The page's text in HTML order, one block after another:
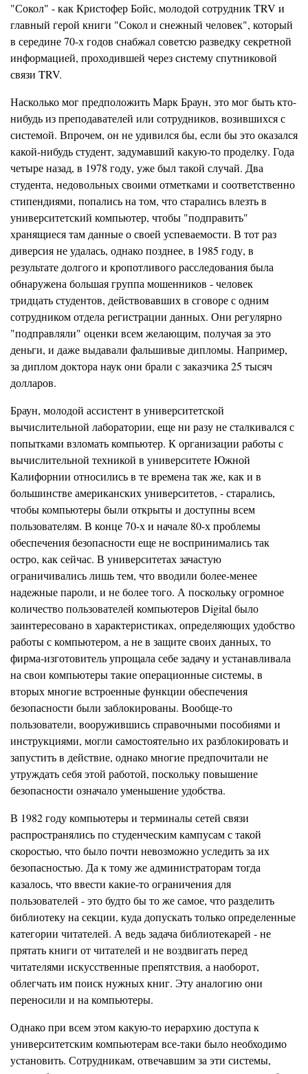
"Сокол" - как КристоферБойс, молодой сотрудникTRV и
главный герой книги "Сокол и снежный человек", который
в середине 70-х годов снабжалсоветсюразведку секретной
информацией, проходившей через систему спутниковой
связи TRV.
Насколько мог предположить Марк Браун, это мог быть кто-
нибудь из преподавателей или сотрудников, возившихся с
системой. Впрочем, он не удивился бы, если бы это оказался
какой-нибудь студент, задумавший какую-то проделку. Года
четыре назад, в 1978 году, уже был такой случай. Два
студента, недовольных своими отметками и соответственно
стипендиями, попались на том, что старались влезть в
университетский компьютер, чтобы "подправить"
хранящиеся там данные о своей успеваемости. В тот раз
диверсия не удалась, однако позднее, в 1985 году, в
результате долгого и кропотливогорасследования была
обнаружена большая группа мошенников - человек
тридцать студентов, действовавших в сговоре с одним
сотрудником отдела регистрации данных. Они регулярно
"подправляли" оценки всем желающим, получая за это
деньги, и даже выдавали фальшивые дипломы. Например,
за диплом доктора наук они брали с заказчика 25 тысяч
долларов.
Браун, молодой ассистент в университетской
вычислительной лаборатории, еще ни разу не сталкивался с
попытками взломать компьютер. К организации работы с
вычислительной техникой в университете Южной
Калифорнии относились в те времена так же, как и в
большинстве американских университетов, - старались,
чтобы компьютеры были открыты и доступны всем
пользователям. В конце 70-х и начале 80-х проблемы
обеспечения безопасности еще не воспринимались так
остро, как сейчас. В университетах зачастую
ограничивались лишь тем, что вводили более-менее
надежные пароли, и не более того. А поскольку огромное
количество пользователей компьютеров Digital было
заинтересовано в характеристиках, определяющих удобство
работы с компьютером, а не в защите своих данных, то
фирма-изготовитель упрощала себе задачу и устанавливала
на свои компьютеры такие операционные системы, в
вторых многие встроенные функции обеспечения
безопасности были заблокированы. Вообще-то
пользователи, вооружившись справочными пособиями и
инструкциями, могли самостоятельно их разблокировать и
запустить в действие, однако многие предпочитали не
утруждать себя этой работой, поскольку повышение
безопасности означало уменьшение удобства.
В 1982 году компьютеры и терминалы сетей связи
распространялись по студенческимкампусамс такой
скоростью, что было почти невозможно уследить за их
безопасностью. Да к тому же администраторам тогда
казалось, что ввести какие-то ограничения для
пользователей - это будто бы то же самое, что разделить
библиотеку на секции, куда допускать только определенные
категории читателей. А ведь задача библиотекарей - не
прятать книги от читателей и не воздвигать перед
читателями искусственные препятствия, а наоборот,
облегчать им поиск нужных книг. Эту аналогию они
переносили и на компьютеры.
Однако при всем этом какую-то иерархию доступа к
университетским компьютерам все-таки было необходимо
установить. Сотрудникам, отвечавшим за эти системы,